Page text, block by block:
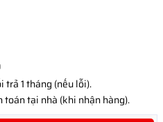
trả 1 tháng (nếu lỗi).
toán tại nhà (khi nhận hàng).